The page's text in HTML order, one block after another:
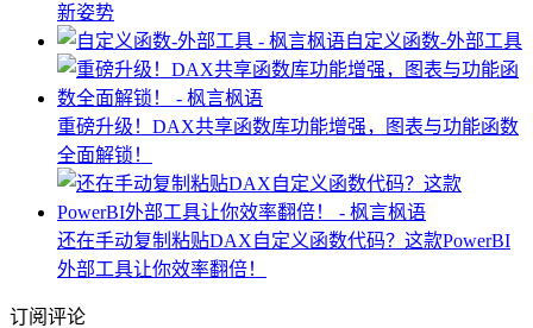
新姿势
自定义函数-外部工具
重磅升级！DAX共享函数库功能增强，图表与功能函数
全面解锁！
还在手动复制粘贴DAX自定义函数代码？这款PowerBI
外部工具让你效率翻倍！
订阅评论